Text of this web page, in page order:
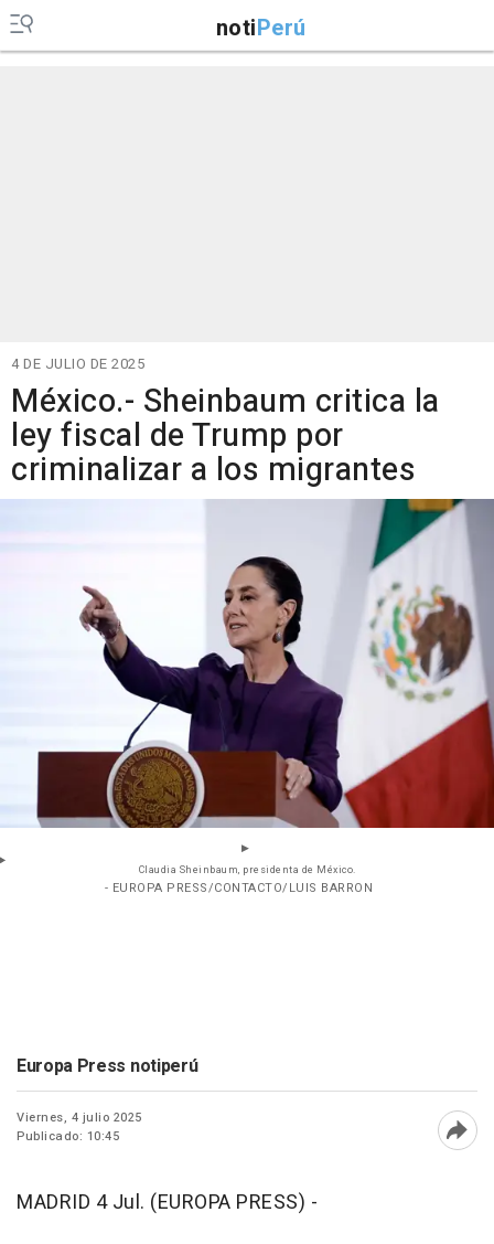
notiPerú
4 DE JULIO DE 2025
México.- Sheinbaum critica la
ley fiscal de Trump por
criminalizar a los migrantes
Claudia Sheinbaum, presidenta de México.
- EUROPA PRESS/CONTACTO/LUIS BARRON
Europa Press notiperú
Viernes, 4 julio 2025
Publicado: 10:45
MADRID 4 Jul. (EUROPA PRESS) -